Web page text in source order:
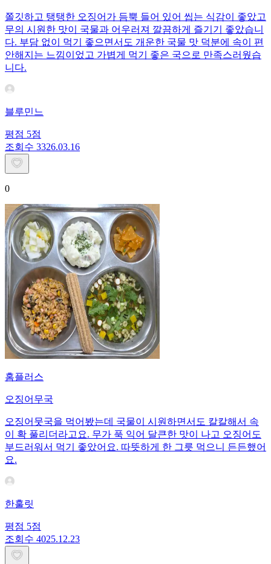
쫄깃하고 탱탱한 오징어가 듬뿍 들어 있어 씹는 식감이 좋았고
무의 시원한 맛이 국물과 어우러져 깔끔하게 즐기기 좋았습니
다. 부담 없이 먹기 좋으면서도 개운한 국물 맛 덕분에 속이 편
안해지는 느낌이었고 가볍게 먹기 좋은 국으로 만족스러웠습
니다.
블루민느
평점 5점
조회수 3326.03.16
0
홈플러스
오징어무국
오징어뭇국을 먹어봤는데 국물이 시원하면서도 칼칼해서 속
이 확 풀리더라고요. 무가 푹 익어 달큰한 맛이 나고 오징어도
부드러워서 먹기 좋았어요. 따뜻하게 한 그릇 먹으니 든든했어
요.
한훌릿
평점 5점
조회수 4025.12.23